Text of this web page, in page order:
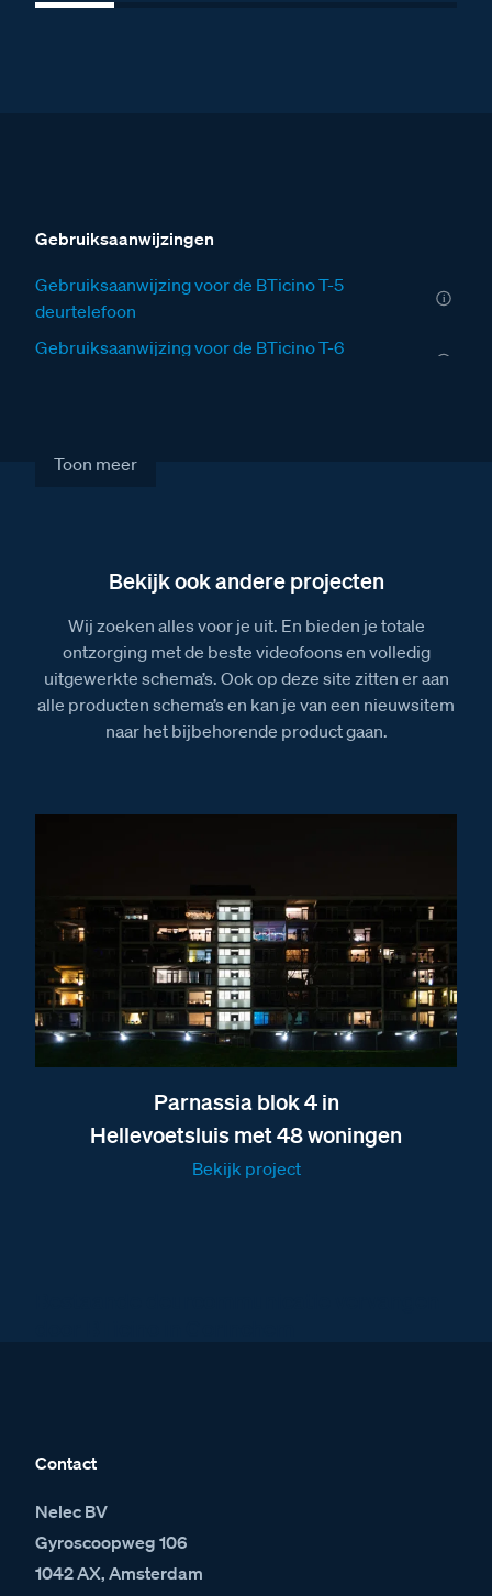
Gebruiksaanwijzingen
Gebruiksaanwijzing voor de BTicino T-5
deurtelefoon
Gebruiksaanwijzing voor de BTicino T-6
Installatiewijzer print T-5
Installatiewijzer Opbouw Bel
Afmetingen
Afmetingen van het Serie 30A deurstation
Toon meer
Bekijk ook andere projecten
Wij zoeken alles voor je uit. En bieden je totale
ontzorging met de beste videofoons en volledig
uitgewerkte schema’s. Ook op deze site zitten er aan
alle producten schema’s en kan je van een nieuwsitem
naar het bijbehorende product gaan.
Parnassia blok 4 in
Hellevoetsluis met 48 woningen
Bekijk project
Contact
Nelec BV
Gyroscoopweg 106
1042 AX, Amsterdam